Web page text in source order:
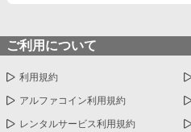
ご利用について
利用規約
アルファコイン利用規約
レンタルサービス利用規約